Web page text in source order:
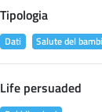
Tipologia
Dati Salute del
Life persuaded